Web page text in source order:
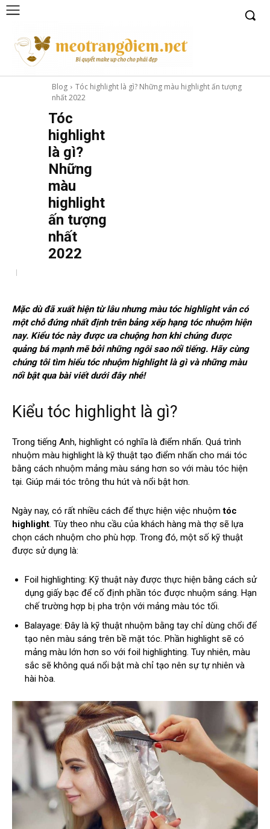
Blog
Tóc highlight là gì? Những màu highlight ấn tượng
nhất 2022
Tóc
highlight
là gì?
Những
màu
highlight
ấn tượng
nhất
2022
Mặc dù đã xuất hiện từ lâu nhưng màu tóc highlight vẫn có
một chỗ đứng nhất định trên bảng xếp hạng tóc nhuộm hiện
nay. Kiểu tóc này được ưa chuộng hơn khi chúng được
quảng bá mạnh mẽ bởi những ngôi sao nổi tiếng. Hãy cùng
chúng tôi tìm hiểu tóc nhuộm highlight là gì và những màu
nổi bật qua bài viết dưới đây nhé!
Kiểu tóc highlight là gì?
Trong tiếng Anh, highlight có nghĩa là điểm nhấn. Quá trình
nhuộm màu highlight là kỹ thuật tạo điểm nhấn cho mái tóc
bằng cách nhuộm mảng màu sáng hơn so với màu tóc hiện
tại. Giúp mái tóc trông thu hút và nổi bật hơn.
Ngày nay, có rất nhiều cách để thực hiện việc nhuộmtóc
highlight. Tùy theo nhu cầu của khách hàng mà thợ sẽ lựa
chọn cách nhuộm cho phù hợp. Trong đó, một số kỹ thuật
được sử dụng là:
Foil highlighting: Kỹ thuật này được thực hiện bằng cách sử
dụng giấy bạc để cố định phần tóc được nhuộm sáng. Hạn
chế trường hợp bị pha trộn với mảng màu tóc tối.
Balayage: Đây là kỹ thuật nhuộm bằng tay chỉ dùng chổi để
tạo nên màu sáng trên bề mặt tóc. Phần highlight sẽ có
mảng màu lớn hơn so với foil highlighting. Tuy nhiên, màu
sắc sẽ không quá nổi bật mà chỉ tạo nên sự tự nhiên và
hài hòa.